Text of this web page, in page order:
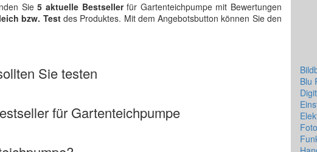
Sie5 aktuelle Bestsellerfür Gartenteichpumpe mit Bewertungen
bzw. Testdes Produktes. Mit dem Angebotsbutton können Sie den
Sie testen
für Gartenteichpumpe
Blu